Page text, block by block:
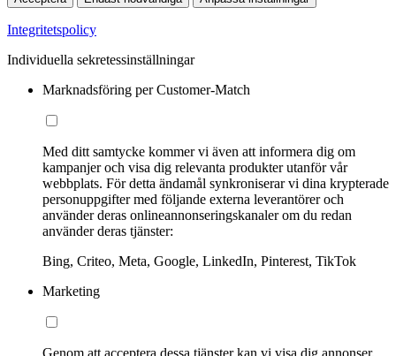
Integritetspolicy
Individuella sekretessinställningar
Marknadsföring per Customer-Match
Med ditt samtycke kommer vi även att informera dig om
kampanjer och visa dig relevanta produkter utanför vår
webbplats. För detta ändamål synkroniserar vi dina krypterade
personuppgifter med följande externa leverantörer och
använder deras onlineannonseringskanaler om du redan
använder deras tjänster:
Bing, Criteo, Meta, Google, LinkedIn, Pinterest, TikTok
Marketing
Genom att acceptera dessa tjänster kan vi visa dig annonser,